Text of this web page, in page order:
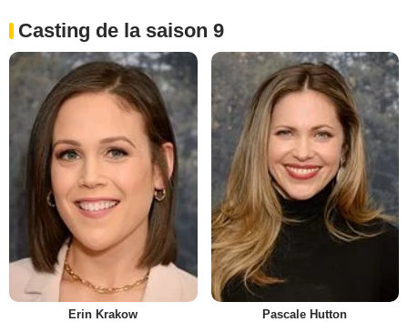
Casting de la saison 9
Erin Krakow Pascale Hutton